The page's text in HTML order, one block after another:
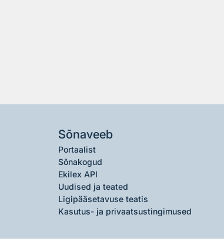
Sõnaveeb
Portaalist
Sõnakogud
Ekilex API
Uudised ja teated
Ligipääsetavuse teatis
Kasutus- ja privaatsustingimused